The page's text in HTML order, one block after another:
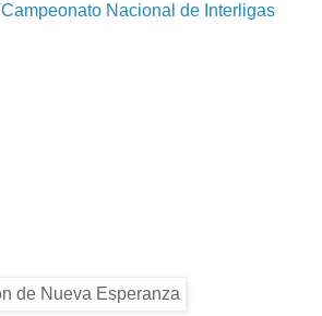
Campeonato Nacional de Interligas